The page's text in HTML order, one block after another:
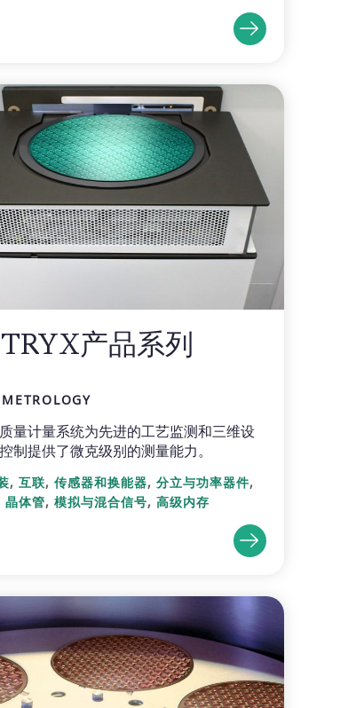
产品系列
量计量系统为先进的工艺监测和三维设
制提供了微克级别的测量能力。
,互联,传感器和换能器,分立与功率器件,
晶体管,模拟与混合信号,高级内存